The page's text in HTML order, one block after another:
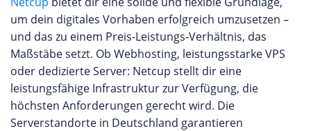
um dein digitales Vorhaben erfolgreich umzusetzen –
und das zu einem Preis-Leistungs-Verhältnis, das
Maßstäbe setzt. Ob Webhosting, leistungsstarke VPS
oder dedizierte Server: Netcup stellt dir eine
leistungsfähige Infrastruktur zur Verfügung, die
höchsten Anforderungen gerecht wird. Die
Serverstandorte in Deutschland garantieren